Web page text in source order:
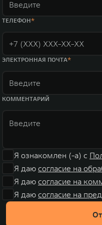
ТЕЛЕФОН
ЭЛЕКТРОННАЯ ПОЧТА
КОММЕНТАРИЙ
Я ознакомлен (-а) с
Я даю согласие на
Я даю согласие на
Я даю согласие на